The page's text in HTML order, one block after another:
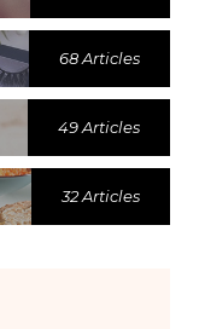
68 Articles
49 Articles
32 Articles